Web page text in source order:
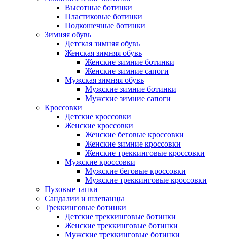
Высотные ботинки
Пластиковые ботинки
Подкошечные ботинки
Зимняя обувь
Детская зимняя обувь
Женская зимняя обувь
Женские зимние ботинки
Женские зимние сапоги
Мужская зимняя обувь
Мужские зимние ботинки
Мужские зимние сапоги
Кроссовки
Детские кроссовки
Женские кроссовки
Женские беговые кроссовки
Женские зимние кроссовки
Женские треккинговые кроссовки
Мужские кроссовки
Мужские беговые кроссовки
Мужские треккинговые кроссовки
Пуховые тапки
Сандалии и шлепанцы
Треккинговые ботинки
Детские треккинговые ботинки
Женские треккинговые ботинки
Мужские треккинговые ботинки